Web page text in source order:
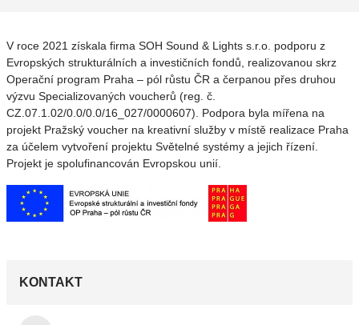
V roce 2021 získala firma SOH Sound & Lights s.r.o. podporu z
Evropských strukturálních a investičních fondů, realizovanou skrz
Operační program Praha – pól růstu ČR a čerpanou přes druhou
výzvu Specializovaných voucherů (reg. č.
CZ.07.1.02/0.0/0.0/16_027/0000607). Podpora byla mířena na
projekt Pražský voucher na kreativní služby v místě realizace Praha
za účelem vytvoření projektu Světelné systémy a jejich řízení.
Projekt je spolufinancován Evropskou unií.
KONTAKT